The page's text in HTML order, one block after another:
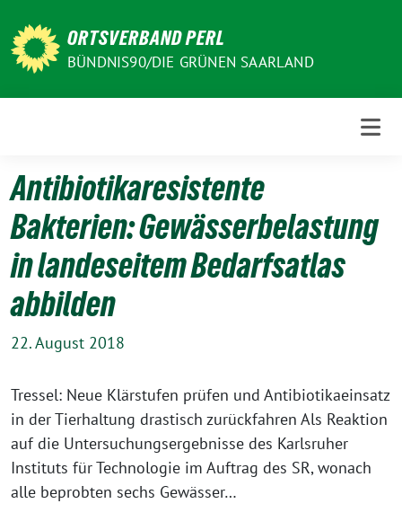
zum
Inhalt
ORTSVERBAND PERL
BÜNDNIS90/DIE GRÜNEN SAARLAND
Antibiotikaresistente
Bakterien: Gewässerbelastung
in landeseitem Bedarfsatlas
abbilden
22. August 2018
Tressel: Neue Klärstufen prüfen und Antibiotikaeinsatz
in der Tierhaltung drastisch zurückfahren Als Reaktion
auf die Untersuchungsergebnisse des Karlsruher
Instituts für Technologie im Auftrag des SR, wonach
alle beprobten sechs Gewässer…